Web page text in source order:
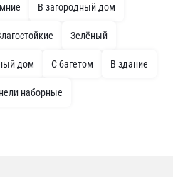
В загородный дом
Зелёный
дом С багетом В здание
наборные